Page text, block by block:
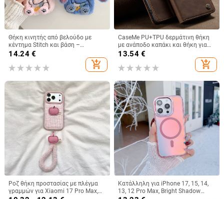
Θήκη κινητής από βελούδο με
κέντημα Stitch και βάση –
χειροποίητο καρτούν στυλ,
προστασία από πτώσεις, συμβατή
με iPhone 11–17 σειρές
14.24€
add_shopping_cart
CaseMe PU+TPU δερμάτινη θήκη
με ανάποδο καπάκι και θήκη για
κάρτες για Redmi Note 10 και
μαγνητικό κλείσιμο
13.54€
add_shopping_cart
Ροζ θήκη προστασίας με πλέγμα
γραμμών για Xiaomi 17 Pro Max,
Κατάλληλη για iPhone 17, 15, 14,
13, 12 Pro Max, Bright Shadow